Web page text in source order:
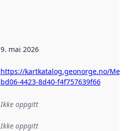
9. mai 2026
https://kartkatalog.geonorge.no/
bd06-4423-8d40-f4f757639f66
Ikke oppgitt
Ikke oppgitt